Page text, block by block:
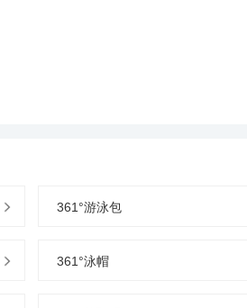
361°游泳包
361°泳帽